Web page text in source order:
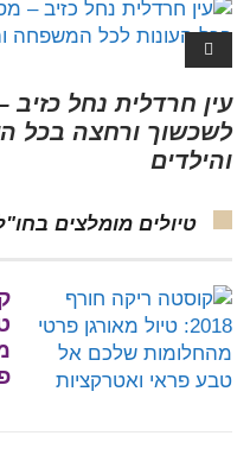
עין חרדלית נחל
לשכשוך ורחצה בכל
והילדים
טיולים מומלצים